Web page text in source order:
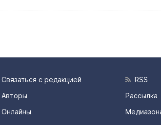
Связаться с редакцией
Авторы
Онлайны
RSS
Рассылка